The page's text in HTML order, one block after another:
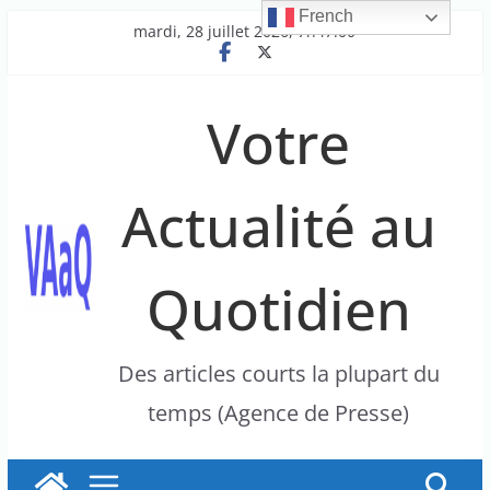
mardi, 28 juillet 2026, 7h47:00
Votre
Actualité au
Quotidien
Des articles courts la plupart du
temps (Agence de Presse)
French